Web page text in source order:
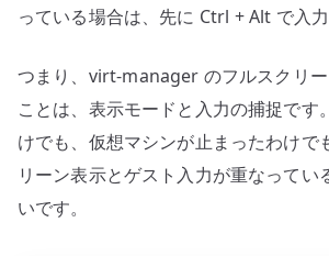
で
る
へ
の
っている場合は、先に Ctrl + Alt で入力
つまり、virt-manager のフルスクリ
ことは、表示モードと入力の捕捉です
けでも、仮想マシンが止まったわけで
リーン表示とゲスト入力が重なってい
いです。